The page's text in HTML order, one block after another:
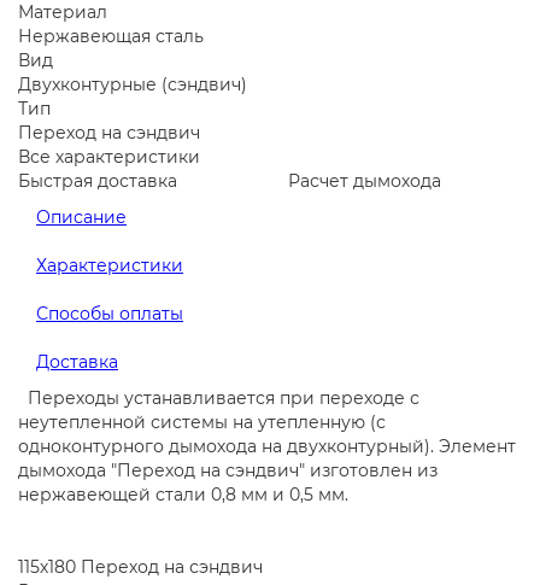
Материал
Нержавеющая сталь
Вид
Двухконтурные (сэндвич)
Тип
Переход на сэндвич
Все характеристики
Быстрая доставка
Расчет дымохода
Описание
Характеристики
Способы оплаты
Доставка
Переходы устанавливается при переходе с
неутепленной системы на утепленную (с
одноконтурного дымохода на двухконтурный). Элемент
дымохода "Переход на сэндвич" изготовлен из
нержавеющей стали 0,8 мм и 0,5 мм.
115х180 Переход на сэндвич